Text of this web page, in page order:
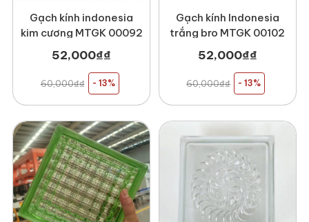
Gạch kính indonesia
kim cương MTGK 00092
52,000₫₫
60,000₫₫ - 13%
Gạch kính Indonesia
trắng bro MTGK 00102
52,000₫₫
60,000₫₫ - 13%